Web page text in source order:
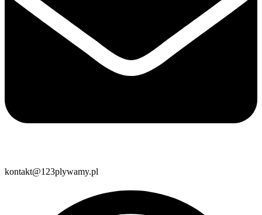
kontakt@123plywamy.pl